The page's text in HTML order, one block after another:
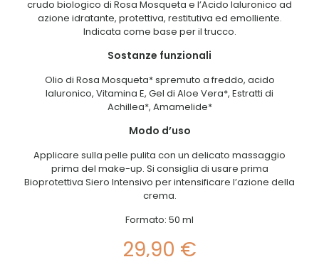
crudo biologico di Rosa Mosqueta e l’Acido Ialuronico ad
azione idratante, protettiva, restitutiva ed emolliente.
Indicata come base per il trucco.
Sostanze funzionali
Olio di Rosa Mosqueta* spremuto a freddo, acido
Ialuronico, Vitamina E, Gel di Aloe Vera*, Estratti di
Achillea*, Amamelide*
Modo d’uso
Applicare sulla pelle pulita con un delicato massaggio
prima del make-up. Si consiglia di usare prima
Bioprotettiva Siero Intensivo per intensificare l’azione della
crema.
Formato: 50 ml
29,90 €